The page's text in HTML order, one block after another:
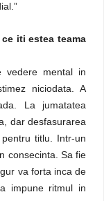
iti estea teama
vedere mental in
niciodata. A
La jumatatea
dar desfasurarea
titlu. Intr-un
consecinta. Sa fie
va forta inca de
impune ritmul in